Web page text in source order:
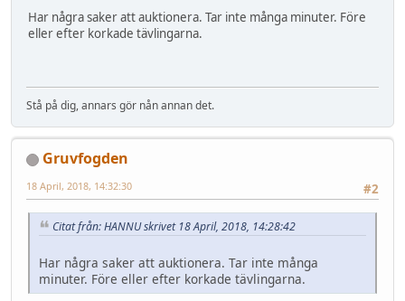
Har några saker att auktionera. Tar inte många minuter. Före
eller efter korkade tävlingarna.
Stå på dig, annars gör nån annan det.
Gruvfogden
#2
18 April, 2018, 14:32:30
Citat från: HANNU skrivet 18 April, 2018, 14:28:42
Har några saker att auktionera. Tar inte många
minuter. Före eller efter korkade tävlingarna.